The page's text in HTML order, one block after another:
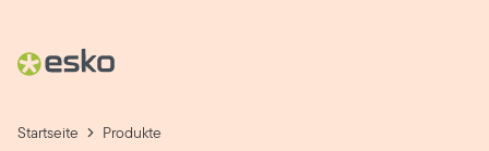
Startseite Produkte